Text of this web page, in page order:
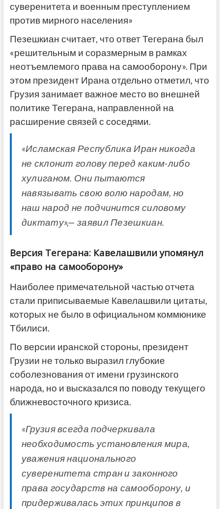
суверенитета и военным преступлением
против мирного населения»
Пезешкиан считает, что ответ Тегерана был
«решительным и соразмерным в рамках
неотъемлемого права на самооборону». При
этом президент Ирана отдельно отметил, что
Грузия занимает важное место во внешней
политике Тегерана, направленной на
расширение связей с соседями.
«Исламская Республика Иран никогда
не склонит голову перед каким-либо
хулиганом. Они пытаются
навязывать свою волю народам, но
наш народ не подчинится силовому
диктату»,— заявил Пезешкиан.
Версия Тегерана: Кавелашвили упомянул
«право на самооборону»
Наиболее примечательной частью отчета
стали приписываемые Кавелашвили цитаты,
которых не было в официальном коммюнике
Тбилиси.
По версии иранской стороны, президент
Грузии не только выразил глубокие
соболезнования от имени грузинского
народа, но и высказался по поводу текущего
ближневосточного кризиса.
«Грузия всегда подчеркивала
необходимость установления мира,
уважения национального
суверенитета стран и законного
права государств на самооборону, и
придерживалась этих принципов в